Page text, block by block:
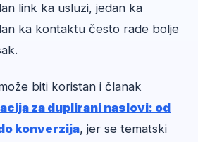
link ka usluzi, jedan ka
ka kontaktu često rade bolje
biti koristan i članak
za duplirani naslovi: od
konverzija, jer se tematski